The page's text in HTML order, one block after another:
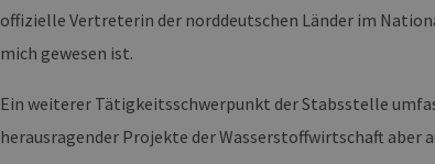
offizielle Vertreterin der norddeutschen Länder im
mich gewesen ist.
Ein weiterer Tätigkeitsschwerpunkt der Stabsstelle
herausragender Projekte der Wasserstoffwirtschaft